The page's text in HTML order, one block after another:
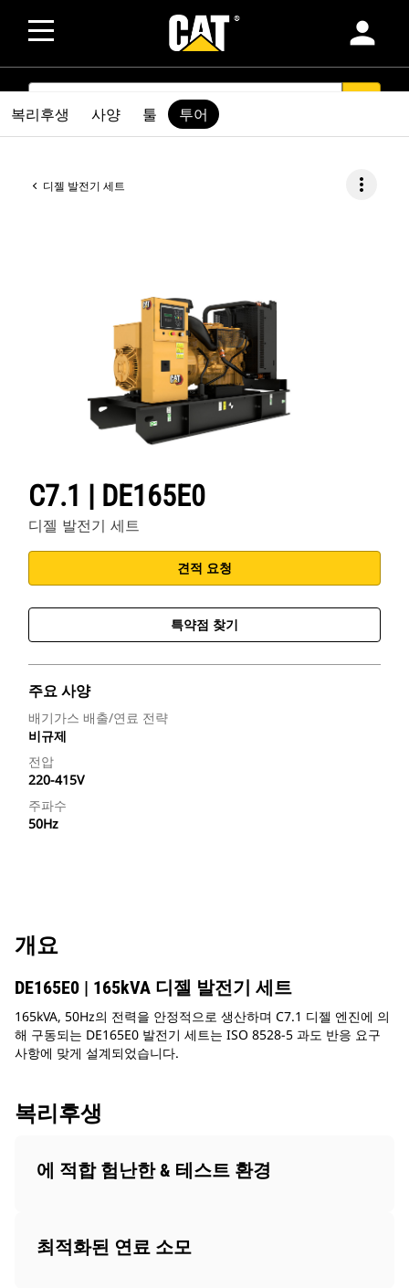
person
SEARCH
디젤 발전기 세트 more_vert
C7.1 | DE165E0
디젤 발전기 세트
견적 요청
특약점 찾기
주요 사양
배기가스 배출/연료 전략
비규제
전압
220-415V
주파수
50Hz
복리후생 사양 툴 투어
개요
DE165E0 | 165kVA 디젤 발전기 세트
165kVA, 50Hz의 전력을 안정적으로 생산하며 C7.1 디젤 엔진에 의
해 구동되는 DE165E0 발전기 세트는 ISO 8528-5 과도 반응 요구
사항에 맞게 설계되었습니다.
복리후생
에 적합 험난한 & 테스트 환경
최적화된 연료 소모